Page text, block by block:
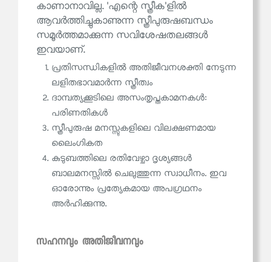
കാണാനാവില്ല. 'എന്റെ സ്ത്രീക'ളിൽ
ആവർത്തിച്ചുകാണുന്ന സ്ത്രീപുരുഷബന്ധം
സമൂർത്തമാക്കുന്ന സവിശേഷതലങ്ങൾ
ഇവയാണ്.
പ്രതിസന്ധികളിൽ അതിജീവനശക്തി നേടുന്ന
ലളിതഭാവമാർന്ന സ്ത്രീത്വം
ദാമ്പത്യക്കൂടിലെ അസംതൃപ്തകാമനകൾ:
പരിണതികൾ
സ്ത്രീപുരുഷ മനസ്സുകളിലെ വിലക്ഷണമായ
ലൈംഗികത
കുടുബത്തിലെ രതിവേഴ്ചാ ദൃശ്യങ്ങൾ
ബാലമനസ്സിൽ ചെലുത്തുന്ന സ്വാധീനം. ഇവ
ഓരോന്നും പ്രത്യേകമായ അപഗ്രഥനം
അർഹിക്കുന്നു.
സഹനവും അതിജീവനവും